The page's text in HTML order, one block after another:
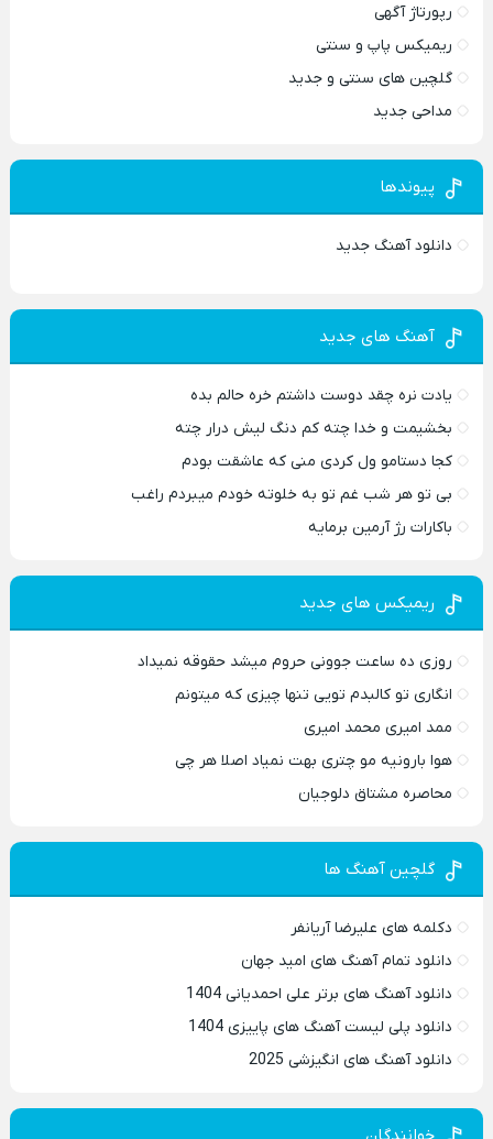
رپورتاژ آگهی
ریمیکس پاپ و سنتی
گلچین های سنتی و جدید
مداحی جدید
پیوندها
دانلود آهنگ جدید
آهنگ های جدید
یادت نره چقد دوست داشتم خره حالم بده
بخشیمت و خدا چته کم دنگ لیش درار چته
کجا دستامو ول کردی منی که عاشقت بودم
بی تو هر شب غم تو به خلوته خودم میبردم راغب
باکارات رژ آرمین برمایه
ریمیکس های جدید
روزی ده ساعت جوونی حروم میشد حقوقه نمیداد
انگاری تو کالبدم تویی تنها چیزی که میتونم
ممد امیری محمد امیری
هوا بارونیه مو چتری بهت نمیاد اصلا هر چی
محاصره مشتاق دلوجیان
گلچین آهنگ ها
دکلمه های علیرضا آریانفر
دانلود تمام آهنگ های امید جهان
دانلود آهنگ های برتر علی احمدیانی 1404
دانلود پلی لیست آهنگ های پاییزی 1404
دانلود آهنگ های انگیزشی 2025